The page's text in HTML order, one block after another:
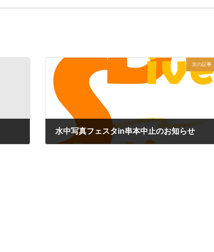
次の記事
水中写真フェスタin串本中止のお知らせ